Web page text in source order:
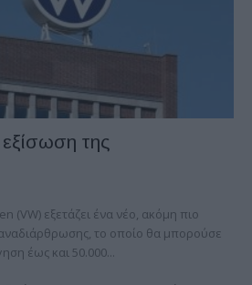
της
(VW) εξετάζει ένα νέο, ακόμη πιο
το οποίο θα μπορούσε
έως και 50.000...